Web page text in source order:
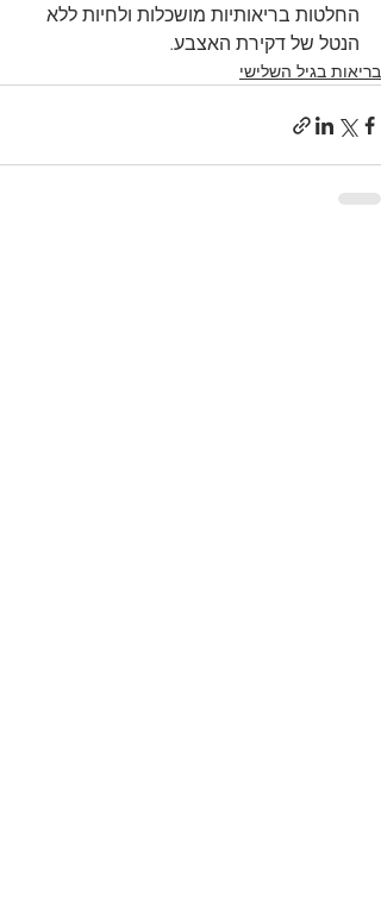
החלטות בריאותיות מושכלות ולחיות ללא
הנטל של דקירת האצבע.
בריאות בגיל השלישי